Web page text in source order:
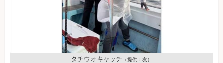
タチウオキャッチ （提供：友）